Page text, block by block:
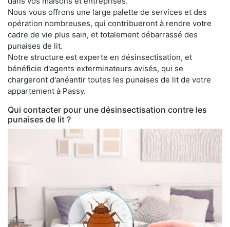
Nous vous offrons une large palette de services et des
opération nombreuses, qui contribueront à rendre votre
cadre de vie plus sain, et totalement débarrassé des
punaises de lit.
Notre structure est experte en désinsectisation, et
bénéficie d'agents exterminateurs avisés, qui se
chargeront d'anéantir toutes les punaises de lit de votre
appartement à Passy.
Qui contacter pour une désinsectisation contre les
punaises de lit ?